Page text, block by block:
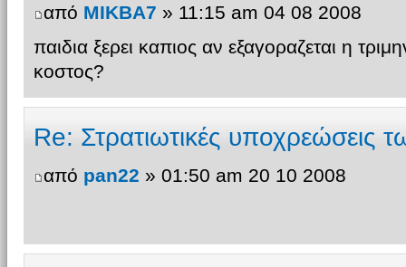
από MIKBA7 » 11:15 am 04 08 2008
παιδια ξερει καπιος αν εξαγοραζεται η
κοστος?
Re: Στρατιωτικές
από pan22 » 01:50 am 20 10 2008